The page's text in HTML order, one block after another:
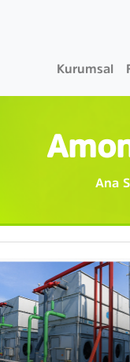
Kurumsal
Ana